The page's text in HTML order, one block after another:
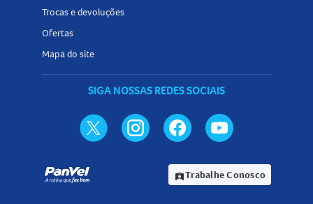
Trocas e devoluções
Ofertas
Mapa do site
SIGA NOSSAS REDES SOCIAIS
assignment_indTrabalhe Conosco